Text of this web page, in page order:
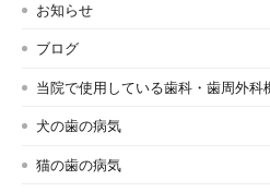
お知らせ
ブログ
当院で使用している歯科・歯周外科
犬の歯の病気
猫の歯の病気